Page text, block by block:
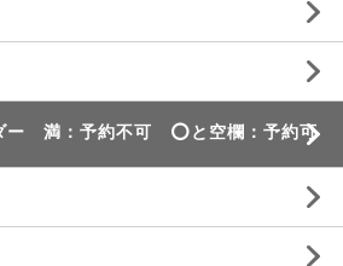
ー 満：予約不可 ⭕️と空欄：予約可